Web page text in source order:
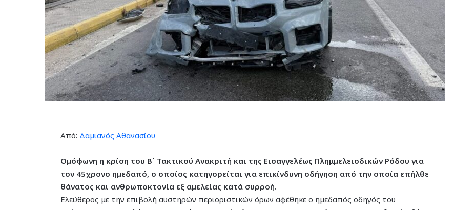
Από: Δαμιανός Αθανασίου
Ομόφωνη η κρίση του Β´ Τακτικού Ανακριτή και της Εισαγγελέως Πλημμελειοδικών Ρόδου για
τον 45χρονο ημεδαπό, ο οποίος κατηγορείται για επικίνδυνη οδήγηση από την οποία επήλθε
θάνατος και ανθρωποκτονία εξ αμελείας κατά συρροή.
Ελεύθερος με την επιβολή αυστηρών περιοριστικών όρων αφέθηκε ο ημεδαπός οδηγός του